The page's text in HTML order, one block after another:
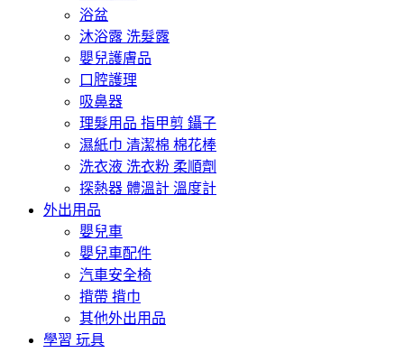
浴盆
沐浴露 洗髮露
嬰兒護膚品
口腔護理
吸鼻器
理髮用品 指甲剪 鑷子
濕紙巾 清潔棉 棉花棒
洗衣液 洗衣粉 柔順劑
探熱器 體溫計 溫度計
外出用品
嬰兒車
嬰兒車配件
汽車安全椅
揹帶 揹巾
其他外出用品
學習 玩具